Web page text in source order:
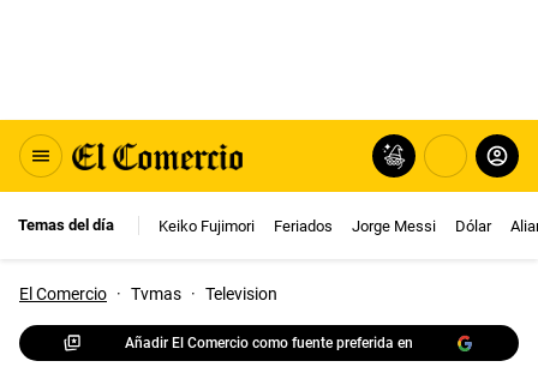
Temas del día Keiko Fujimori Feriados Jorge Messi Dólar
El Comercio · Tvmas · Television
Añadir El Comercio como fuente preferida en